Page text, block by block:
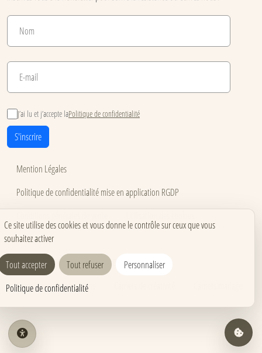
J’ai lu et j’accepte laPolitique de confidentialité
S'inscrire
Mention Légales
Politique de confidentialité mise en application RGDP
Accessibilité
Carnets pour événements
Carnets corporate
Carnets pros & formations
Ce site utilise des cookies et vous donne le contrôle sur ceux que vous
souhaitez activer
Tout accepter Tout refuser
Personnaliser
Politique de confidentialité